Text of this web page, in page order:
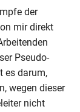
der
mir direkt
Pseudo-
es darum,
wegen dieser
nicht